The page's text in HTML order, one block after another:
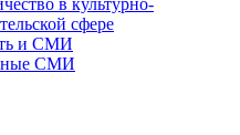
в культурно-
сфере
и СМИ
СМИ